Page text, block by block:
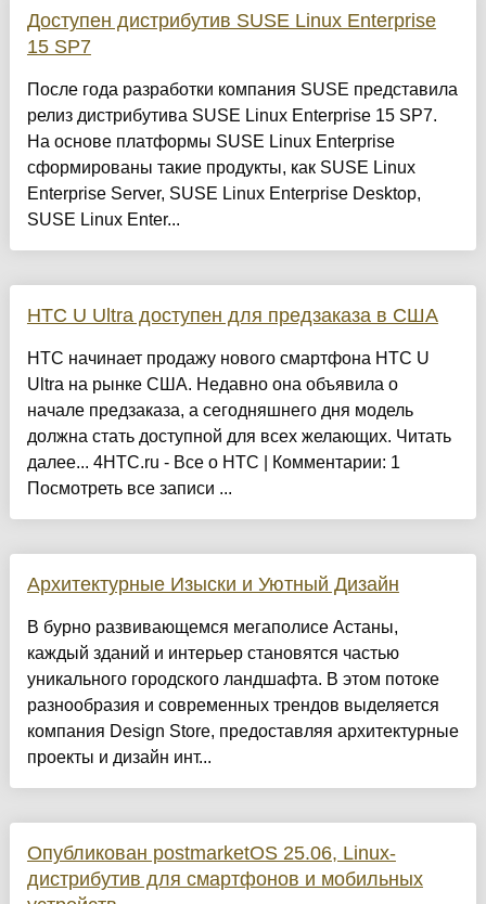
Доступен дистрибутив SUSE Linux Enterprise
15 SP7
После года разработки компания SUSE представила
релиз дистрибутива SUSE Linux Enterprise 15 SP7.
На основе платформы SUSE Linux Enterprise
сформированы такие продукты, как SUSE Linux
Enterprise Server, SUSE Linux Enterprise Desktop,
SUSE Linux Enter...
HTC U Ultra доступен для предзаказа в США
HTC начинает продажу нового смартфона HTC U
Ultra на рынке США. Недавно она объявила о
начале предзаказа, а сегодняшнего дня модель
должна стать доступной для всех желающих. Читать
далее... 4HTC.ru - Все о HTC | Комментарии: 1
Посмотреть все записи ...
Архитектурные Изыски и Уютный Дизайн
​В бурно развивающемся мегаполисе Астаны,
каждый зданий и интерьер становятся частью
уникального городского ландшафта. В этом потоке
разнообразия и современных трендов выделяется
компания Design Store, предоставляя архитектурные
проекты и дизайн инт...
Опубликован postmarketOS 25.06, Linux-
дистрибутив для смартфонов и мобильных